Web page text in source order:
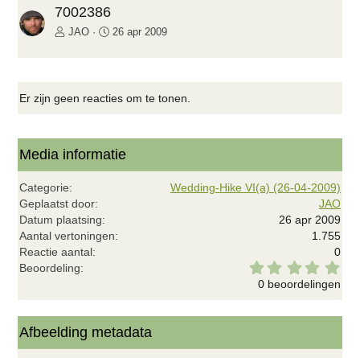
i
g
e
7002386
JAO 26 apr 2009
Er zijn geen reacties om te tonen.
Media informatie
Categorie
Wedding-Hike VI(a) (26-04-2009)
Geplaatst door
JAO
Datum plaatsing
26 apr 2009
Aantal vertoningen
1.755
Reactie aantal
0
Beoordeling
s
0 beoordelingen
Afbeelding metadata